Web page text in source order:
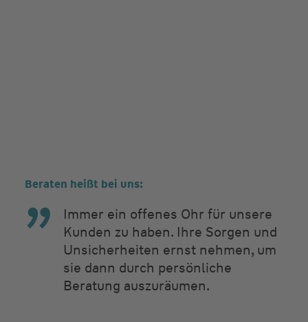
Beraten heißt bei uns:
Immer ein offenes Ohr für unsere
Kunden zu haben. Ihre Sorgen und
Unsicherheiten ernst nehmen, um
sie dann durch persönliche
Beratung auszuräumen.